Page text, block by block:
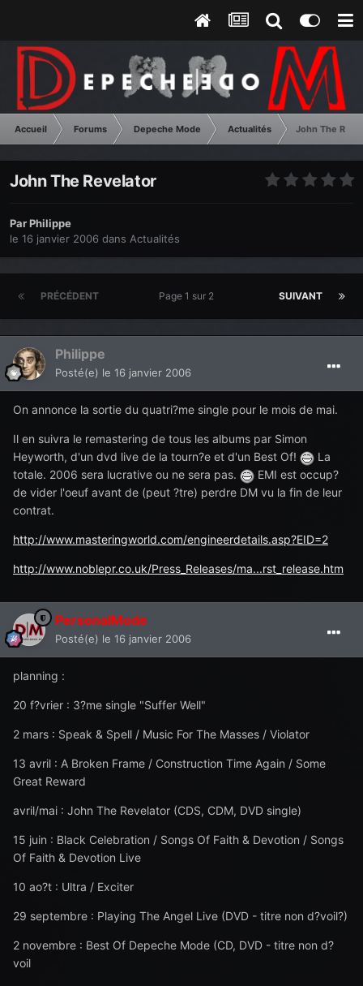
Accueil Forums Depeche Mode Actualités John The
John The Revelator
ParPhilippe
le 16 janvier 2006 dans Actualités
PRÉCÉDENT SUIVANT
Page 1 sur 2
Philippe
Posté(e) le 16 janvier 2006
On annonce la sortie du quatri?me single pour le mois de mai.
Il en suivra le remastering de tous les albums par Simon
Heyworth, d'un dvd live de la tourn?e et d'un Best Of!
La
totale. 2006 sera lucrative ou ne sera pas.
EMI est occup?
de vider l'oeuf avant de (peut ?tre) perdre DM vu la fin de leur
contrat.
http://www.masteringworld.com/engineerdetails.asp?EID=2
http://www.noblepr.co.uk/Press_Releases/ma...rst_release.htm
PersonalMode
Posté(e) le 16 janvier 2006
planning :
20 f?vrier : 3?me single "Suffer Well"
2 mars : Speak & Spell / Music For The Masses / Violator
13 avril : A Broken Frame / Construction Time Again / Some
Great Reward
avril/mai : John The Revelator (CDS, CDM, DVD single)
15 juin : Black Celebration / Songs Of Faith & Devotion / Songs
Of Faith & Devotion Live
10 ao?t : Ultra / Exciter
29 septembre : Playing The Angel Live (DVD - titre non d?voil?)
2 novembre : Best Of Depeche Mode (CD, DVD - titre non d?
voil